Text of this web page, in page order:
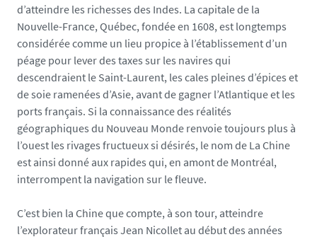
d’atteindre les richesses des Indes. La capitale de la
Nouvelle-France, Québec, fondée en 1608, est longtemps
considérée comme un lieu propice à l’établissement d’un
péage pour lever des taxes sur les navires qui
descendraient le Saint-Laurent, les cales pleines d’épices et
de soie ramenées d’Asie, avant de gagner l’Atlantique et les
ports français. Si la connaissance des réalités
géographiques du Nouveau Monde renvoie toujours plus à
l’ouest les rivages fructueux si désirés, le nom de La Chine
est ainsi donné aux rapides qui, en amont de Montréal,
interrompent la navigation sur le fleuve.
C’est bien la Chine que compte, à son tour, atteindre
l’explorateur français Jean Nicollet au début des années